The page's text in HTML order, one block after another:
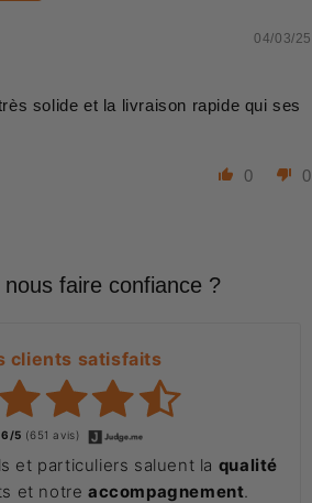
04/03/25
solide et la livraison rapide qui ses
0 0
nous faire confiance ?
clients satisfaits
5 (651 avis)
et particuliers saluent la qualité
et notre accompagnement